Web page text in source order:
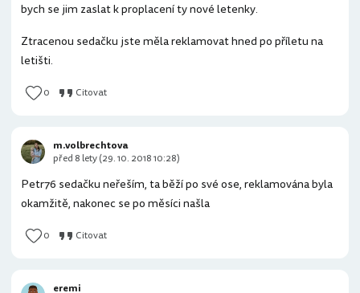
bych se jim zaslat k proplacení ty nové letenky.
Ztracenou sedačku jste měla reklamovat hned po příletu na
letišti.
0 Citovat
Petr76 sedačku neřeším, ta běží po své ose, reklamována byla
okamžitě, nakonec se po měsíci našla
0 Citovat
m.volbrechtova
před 8 lety (29. 10. 2018 10:28)
eremi